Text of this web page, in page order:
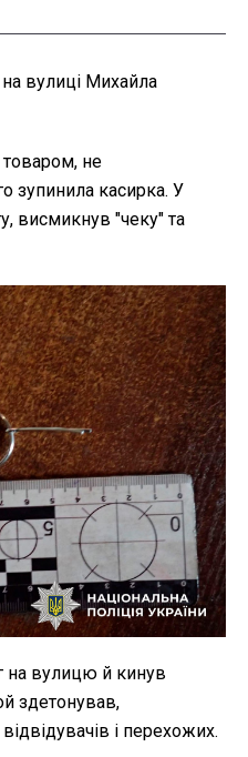
на вулиці Михайла
не
зупинила касирка. У
висмикнув "чеку" та
на вулицю й кинув
здетонував,
і перехожих.